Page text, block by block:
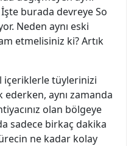
İşte burada devreye So
Neden aynı eski
etmelisiniz ki? Artık
içeriklerle tüylerinizi
ederken, aynı zamanda
olan bölgeye
sadece birkaç dakika
ne kadar kolay